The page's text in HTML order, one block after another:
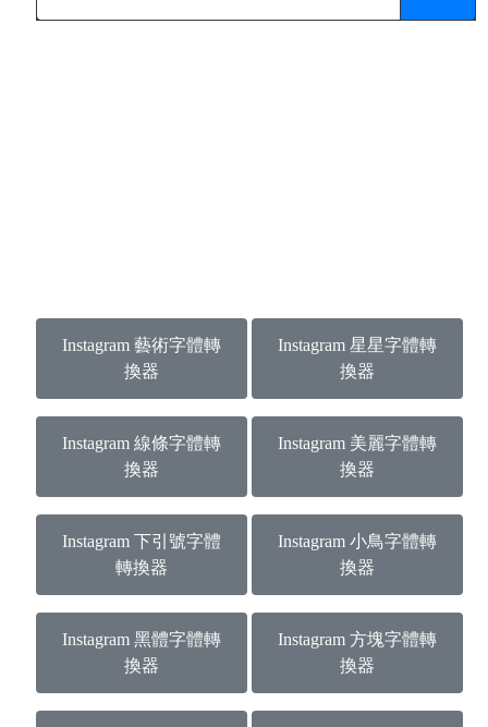
Instagram 藝術字體轉
換器
Instagram 星星字體轉
換器
Instagram 線條字體轉
換器
Instagram 美麗字體轉
換器
Instagram 下引號字體
轉換器
Instagram 小鳥字體轉
換器
Instagram 黑體字體轉
換器
Instagram 方塊字體轉
換器